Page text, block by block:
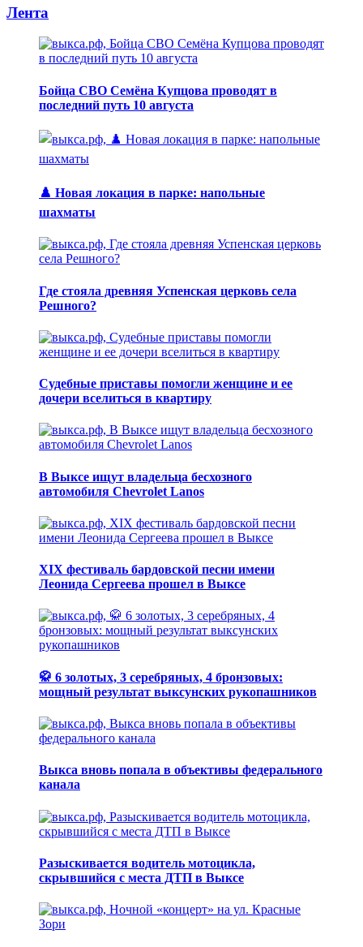
Лента
Бойца СВО Семёна Купцова проводят в
последний путь 10 августа
♟️ Новая локация в парке: напольные
шахматы
Где стояла древняя Успенская церковь села
Решного?
Судебные приставы помогли женщине и ее
дочери вселиться в квартиру
В Выксе ищут владельца бесхозного
автомобиля Chevrolet Lanos
XIX фестиваль бардовской песни имени
Леонида Сергеева прошел в Выксе
🥋 6 золотых, 3 серебряных, 4 бронзовых:
мощный результат выксунских рукопашников
Выкса вновь попала в объективы федерального
канала
Разыскивается водитель мотоцикла,
скрывшийся с места ДТП в Выксе